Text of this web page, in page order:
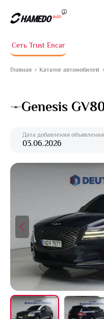
Сеть Trust Encar
Главная Каталог автомобилей
Genesis
Дата добавления объявления
03.06.2026